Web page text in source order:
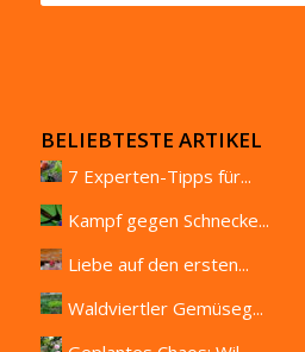
BELIEBTESTE ARTIKEL
7 Experten-Tipps für...
Kampf gegen Schnecke...
Liebe auf den ersten...
Waldviertler Gemüseg...